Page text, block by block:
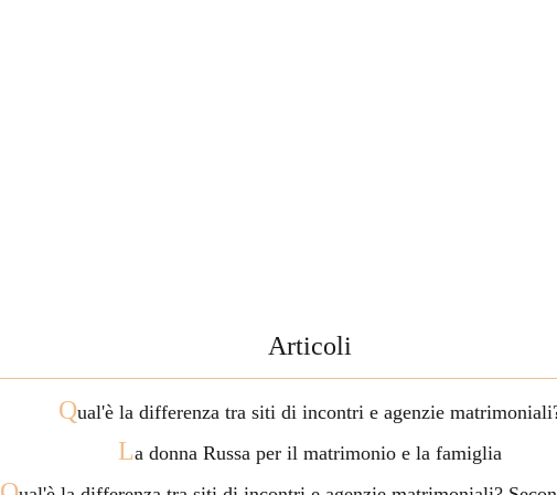
Articoli
Qual'è la differenza tra siti di incontri e agenzie
La donna Russa per il matrimonio e la famiglia